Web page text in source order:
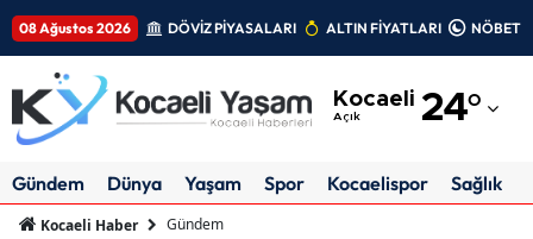
08 Ağustos 2026 DÖVİZ PİYASALARI ALTIN FİYATLARI
Kocaeli
Açık 24°
Adıyaman
Gündem Dünya Yaşam Spor Kocaelispor Sağlık
Kocaeli Haber Gündem